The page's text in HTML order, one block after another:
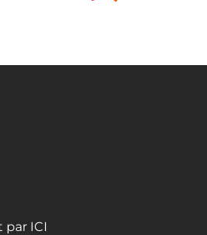
par ICI